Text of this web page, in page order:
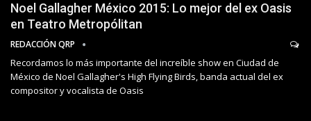
Noel Gallagher México 2015: Lo mejor del ex Oasis
en Teatro Metropólitan
REDACCIÓN QRP
Recordamos lo más importante del increíble show en Ciudad de
México de Noel Gallagher's High Flying Birds, banda actual del ex
compositor y vocalista de Oasis